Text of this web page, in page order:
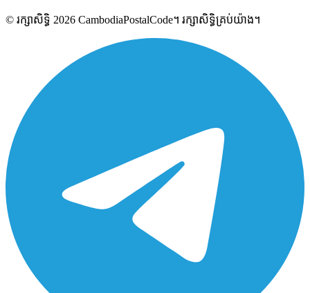
© រក្សាសិទ្ធិ 2026 CambodiaPostalCode។ រក្សាសិទ្ធិគ្រប់យ៉ាង។